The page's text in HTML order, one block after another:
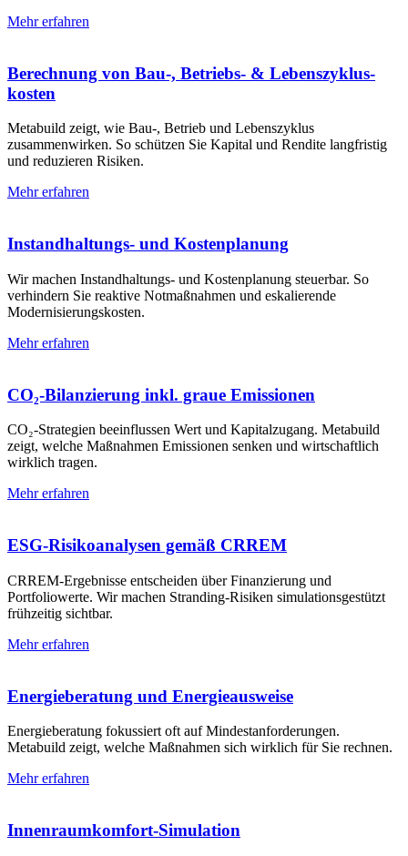
Mehr erfahren
Berechnung von Bau-, Betriebs- & Lebens­zyklus­
kosten
Metabuild zeigt, wie Bau-, Betrieb und Lebenszyklus
zusammenwirken. So schützen Sie Kapital und Rendite langfristig
und reduzieren Risiken.
Mehr erfahren
Instandhaltungs- und Kosten­planung
Wir machen Instandhaltungs- und Kostenplanung steuerbar. So
verhindern Sie reaktive Notmaßnahmen und eskalierende
Modernisierungs­kosten.
Mehr erfahren
CO₂-Bilanzierung inkl. graue Emissionen
CO₂-Strategien beeinflussen Wert und Kapitalzugang. Metabuild
zeigt, welche Maßnahmen Emissionen senken und wirtschaftlich
wirklich tragen.
Mehr erfahren
ESG-Risikoanalysen gemäß CRREM
CRREM-Ergebnisse entscheiden über Finanzierung und
Portfoliowerte. Wir machen Stranding-Risiken simulationsgestützt
frühzeitig sichtbar.
Mehr erfahren
Energieberatung und Energie­ausweise
Energieberatung fokussiert oft auf Mindest­anforderungen.
Metabuild zeigt, welche Maßnahmen sich wirklich für Sie rechnen.
Mehr erfahren
Innenraum­komfort-Simulation